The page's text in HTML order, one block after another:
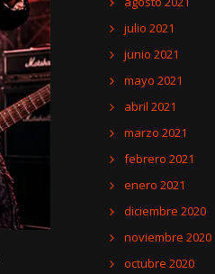
julio 2021
junio 2021
mayo 2021
abril 2021
marzo 2021
febrero 2021
enero 2021
diciembre 2020
noviembre 2020
octubre 2020